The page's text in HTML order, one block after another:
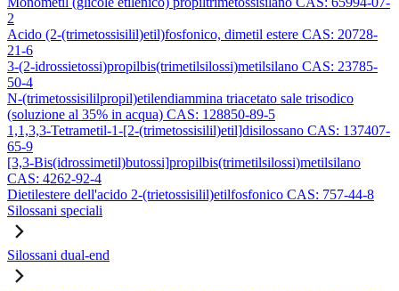
2
Acido (2-(trimetossisilil)etil)fosfonico, dimetil estere CAS: 20728-
21-6
3-(2-idrossietossi)propilbis(trimetilsilossi)metilsilano CAS: 23785-
50-4
N-(trimetossisililpropil)etilendiammina triacetato sale trisodico
(soluzione al 35% in acqua) CAS: 128850-89-5
1,1,3,3-Tetrametil-1-[2-(trimetossisilil)etil]disilossano CAS: 137407-
65-9
[3,3-Bis(idrossimetil)butossi]propilbis(trimetilsilossi)metilsilano
CAS: 4262-92-4
Dietilestere dell'acido 2-(trietossisilil)etilfosfonico CAS: 757-44-8
Silossani speciali
Silossani dual-end